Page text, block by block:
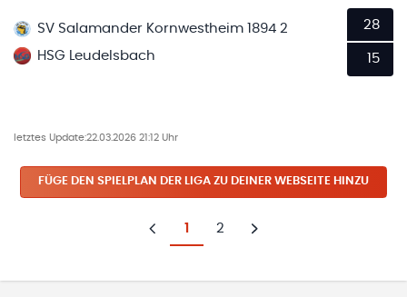
SV Salamander Kornwestheim 1894 2
HSG Leudelsbach
28
15
letztes Update:22.03.2026 21:12 Uhr
FÜGE DEN SPIELPLAN DER LIGA ZU DEINER WEBSEITE HINZU
Zurück
1 2
Weiter